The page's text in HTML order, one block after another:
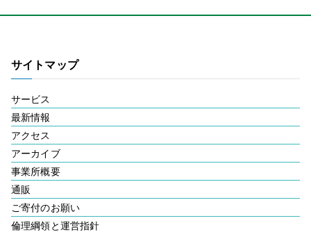
サイトマップ
サービス
最新情報
アクセス
アーカイブ
事業所概要
通販
ご寄付のお願い
倫理綱領と運営指針